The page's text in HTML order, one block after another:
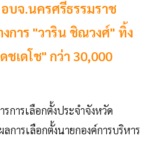
อบจ.นครศรีธรรมราช
การ "วาริน ชิณวงศ์" ทิ้ง
ชเดโช" กว่า 30,000
การเลือกตั้งประจำจังหวัด
การเลือกตั้งนายกองค์การบริหาร